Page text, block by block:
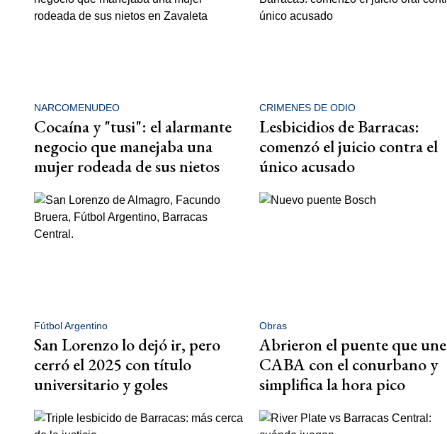
NARCOMENUDEO
Cocaína y "tusi": el alarmante
negocio que manejaba una
mujer rodeada de sus nietos
CRIMENES DE ODIO
Lesbicidios de Barracas:
comenzó el juicio contra el
único acusado
Fútbol Argentino
San Lorenzo lo dejó ir, pero
cerró el 2025 con título
universitario y goles
Obras
Abrieron el puente que une
CABA con el conurbano y
simplifica la hora pico